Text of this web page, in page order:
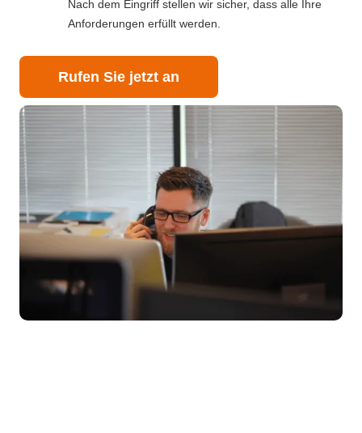
Nach dem Eingriff stellen wir sicher, dass alle Ihre
Anforderungen erfüllt werden.
Rufen Sie jetzt an